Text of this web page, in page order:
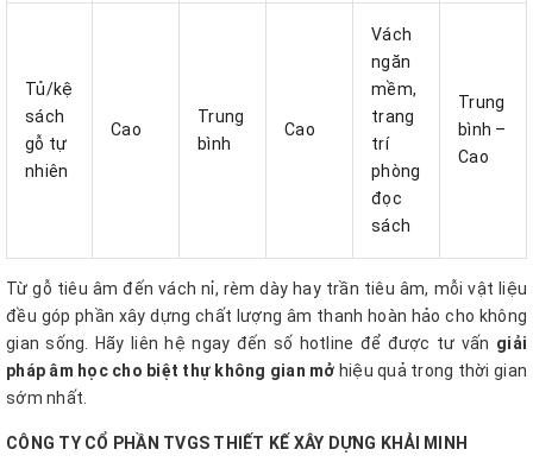
Tủ/kệ
sách
gỗ tự
nhiên
Cao
Trung
bình
Cao
Vách
ngăn
mềm,
trang
trí
phòng
đọc
sách
Trung
bình –
Cao
Từ gỗ tiêu âm đến vách nỉ, rèm dày hay trần tiêu âm, mỗi vật liệu
đều góp phần xây dựng chất lượng âm thanh hoàn hảo cho không
gian sống. Hãy liên hệ ngay đến số hotline để được tư vấn giải
pháp âm học cho biệt thự không gian mở hiệu quả trong thời gian
sớm nhất.
CÔNG TY CỔ PHẦN TVGS THIẾT KẾ XÂY DỰNG KHẢI MINH